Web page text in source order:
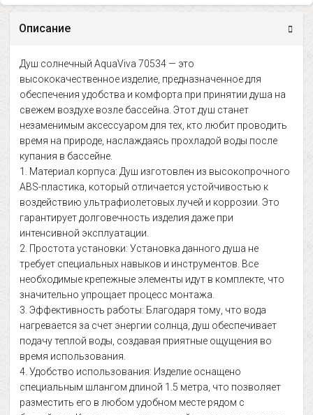
Описание
Душ солнечный AquaViva 70534 — это
высококачественное изделие, предназначенное для
обеспечения удобства и комфорта при принятии душа на
свежем воздухе возле бассейна. Этот душ станет
незаменимым аксессуаром для тех, кто любит проводить
время на природе, наслаждаясь прохладой воды после
купания в бассейне.
1. Материал корпуса: Душ изготовлен из высокопрочного
ABS-пластика, который отличается устойчивостью к
воздействию ультрафиолетовых лучей и коррозии. Это
гарантирует долговечность изделия даже при
интенсивной эксплуатации.
2. Простота установки: Установка данного душа не
требует специальных навыков и инструментов. Все
необходимые крепежные элементы идут в комплекте, что
значительно упрощает процесс монтажа.
3. Эффективность работы: Благодаря тому, что вода
нагревается за счет энергии солнца, душ обеспечивает
подачу теплой воды, создавая приятные ощущения во
время использования.
4. Удобство использования: Изделие оснащено
специальным шлангом длиной 1.5 метра, что позволяет
разместить его в любом удобном месте рядом с